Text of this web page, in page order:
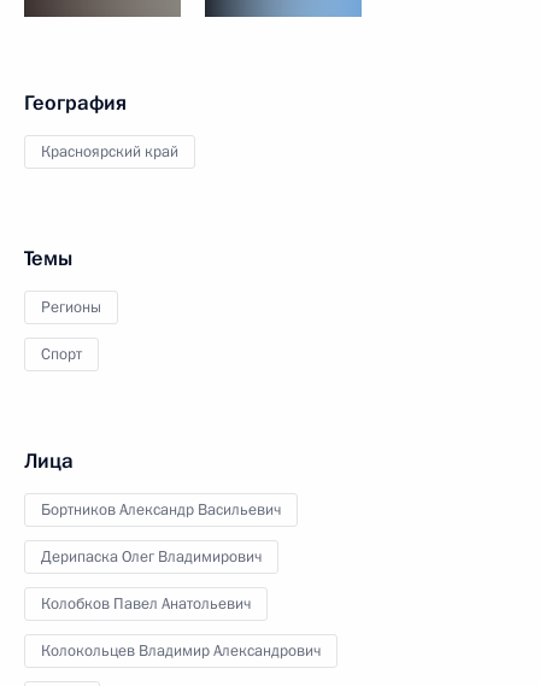
География
Красноярский край
Темы
Регионы
Спорт
Лица
Бортников Александр Васильевич
Дерипаска Олег Владимирович
Колобков Павел Анатольевич
Колокольцев Владимир Александрович